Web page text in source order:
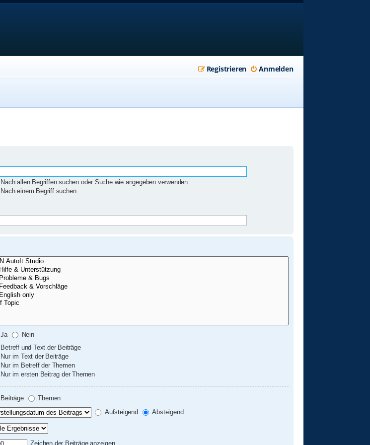
Anmelden
Registrieren
Nach allen Begriffen suchen oder Suche wie angegeben verwenden
Nach einem Begriff suchen
Ja
Nein
Betreff und Text der Beiträge
Nur im Text der Beiträge
Nur im Betreff der Themen
Nur im ersten Beitrag der Themen
Beiträge
Themen
Aufsteigend Absteigend
Zeichen der Beiträge anzeigen